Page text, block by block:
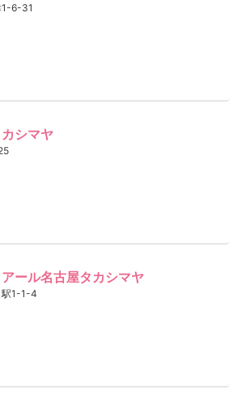
1-6-31
シマヤ
ール名古屋タカシマヤ
駅1-1-4